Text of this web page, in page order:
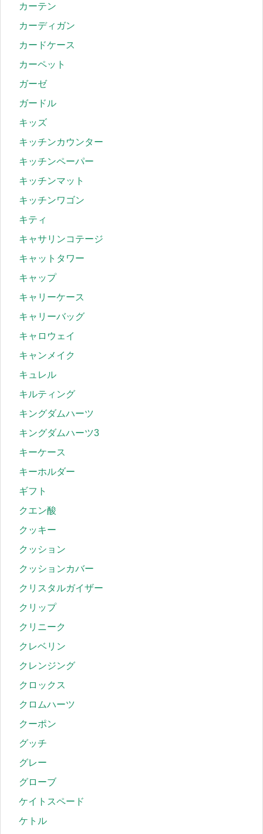
カーテン
カーディガン
カードケース
カーペット
ガーゼ
ガードル
キッズ
キッチンカウンター
キッチンペーパー
キッチンマット
キッチンワゴン
キティ
キャサリンコテージ
キャットタワー
キャップ
キャリーケース
キャリーバッグ
キャロウェイ
キャンメイク
キュレル
キルティング
キングダムハーツ
キングダムハーツ3
キーケース
キーホルダー
ギフト
クエン酸
クッキー
クッション
クッションカバー
クリスタルガイザー
クリップ
クリニーク
クレベリン
クレンジング
クロックス
クロムハーツ
クーポン
グッチ
グレー
グローブ
ケイトスペード
ケトル